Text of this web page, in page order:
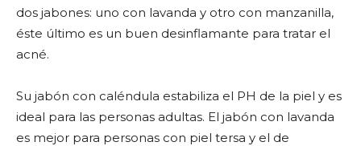
dos jabones: uno con lavanda y otro con manzanilla,
éste último es un buen desinflamante para tratar el
acné.
Su jabón con caléndula estabiliza el PH de la piel y es
ideal para las personas adultas. El jabón con lavanda
es mejor para personas con piel tersa y el de